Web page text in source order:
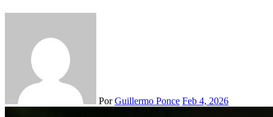
PorGuillermo Ponce Feb 4, 2026